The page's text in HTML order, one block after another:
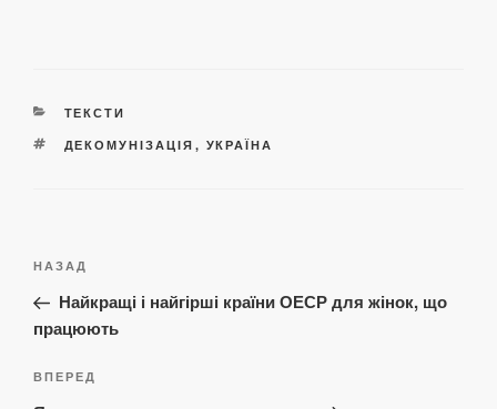
КАТЕГОРІЇ
ТЕКСТИ
ПОЗНАЧКИ
ДЕКОМУНІЗАЦІЯ , УКРАЇНА
записів
Попередній
запис:
НАЗАД
Найкращі і найгірші країни ОЕСР для жінок, що
працюють
Наступний
ВПЕРЕД